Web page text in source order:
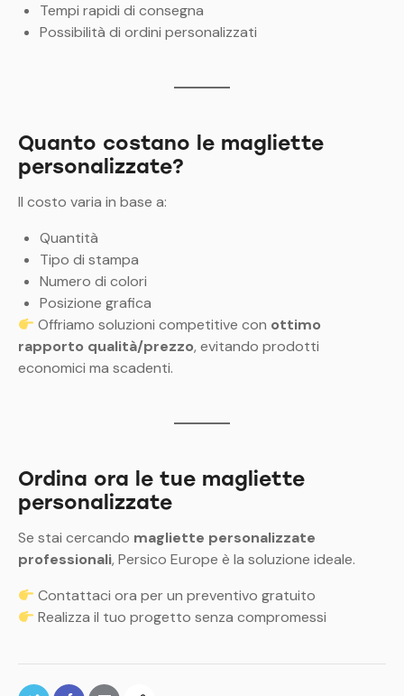
Tempi rapidi di consegna
Possibilità di ordini personalizzati
Quanto costano le magliette
personalizzate?
Il costo varia in base a:
Quantità
Tipo di stampa
Numero di colori
Posizione grafica
Offriamo soluzioni competitive con ottimo
rapporto qualità/prezzo, evitando prodotti
economici ma scadenti.
Ordina ora le tue magliette
personalizzate
Se stai cercando magliette personalizzate
professionali, Persico Europe è la soluzione ideale.
Contattaci ora per un preventivo gratuito
Realizza il tuo progetto senza compromessi